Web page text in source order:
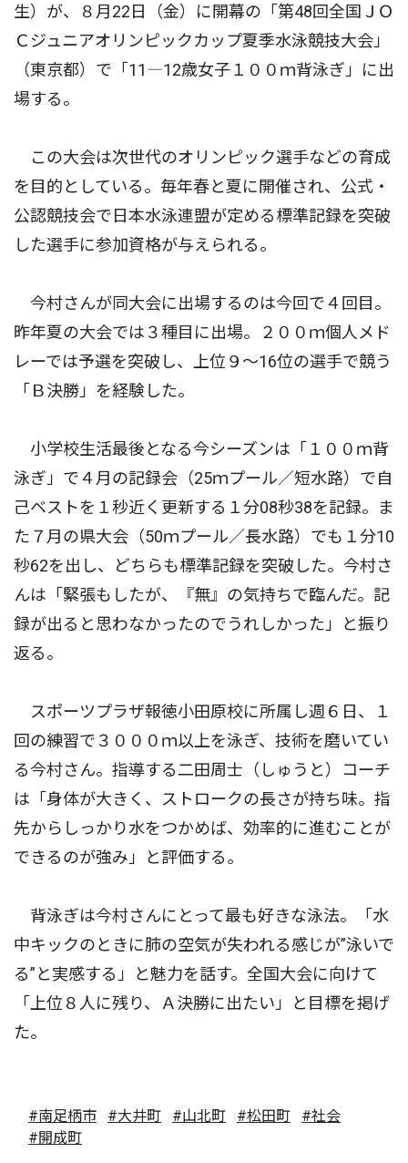
生）が、８月22日（金）に開幕の「第48回全国ＪＯ
Ｃジュニアオリンピックカップ夏季水泳競技大会」
（東京都）で「11―12歳女子１００ｍ背泳ぎ」に出
場する。
この大会は次世代のオリンピック選手などの育成
を目的としている。毎年春と夏に開催され、公式・
公認競技会で日本水泳連盟が定める標準記録を突破
した選手に参加資格が与えられる。
今村さんが同大会に出場するのは今回で４回目。
昨年夏の大会では３種目に出場。２００ｍ個人メド
レーでは予選を突破し、上位９〜16位の選手で競う
「Ｂ決勝」を経験した。
小学校生活最後となる今シーズンは「１００ｍ背
泳ぎ」で４月の記録会（25ｍプール／短水路）で自
己ベストを１秒近く更新する１分08秒38を記録。ま
た７月の県大会（50ｍプール／長水路）でも１分10
秒62を出し、どちらも標準記録を突破した。今村さ
んは「緊張もしたが、『無』の気持ちで臨んだ。記
録が出ると思わなかったのでうれしかった」と振り
返る。
スポーツプラザ報徳小田原校に所属し週６日、１
回の練習で３０００ｍ以上を泳ぎ、技術を磨いてい
る今村さん。指導する二田周士（しゅうと）コーチ
は「身体が大きく、ストロークの長さが持ち味。指
先からしっかり水をつかめば、効率的に進むことが
できるのが強み」と評価する。
背泳ぎは今村さんにとって最も好きな泳法。「水
中キックのときに肺の空気が失われる感じが”泳いで
る”と実感する」と魅力を話す。全国大会に向けて
「上位８人に残り、Ａ決勝に出たい」と目標を掲げ
た。
#南足柄市 #大井町 #山北町 #松田町
#社会
#開成町